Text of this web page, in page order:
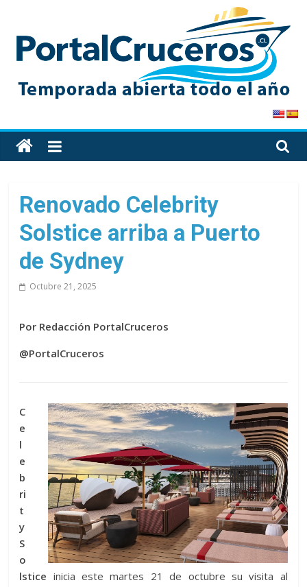
content
PortalCruceros
Toda
la
de
cruceros
en
solo
Renovado Celebrity
Solstice arriba a Puerto
de Sydney
Octubre 21, 2025
Por Redacción PortalCruceros
@PortalCruceros
C
e
l
e
b
ri
t
y
S
o
lstice inicia este martes 21 de octubre su visita al